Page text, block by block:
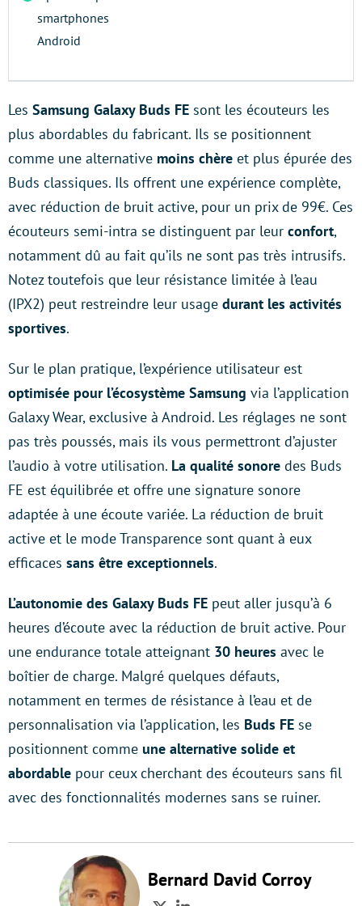
smartphones
Android
Les Samsung Galaxy Buds FE sont les écouteurs les
plus abordables du fabricant. Ils se positionnent
comme une alternative moins chère et plus épurée des
Buds classiques. Ils offrent une expérience complète,
avec réduction de bruit active, pour un prix de 99€. Ces
écouteurs semi-intra se distinguent par leur confort,
notamment dû au fait qu’ils ne sont pas très intrusifs.
Notez toutefois que leur résistance limitée à l’eau
(IPX2) peut restreindre leur usage durant les activités
sportives.
Sur le plan pratique, l’expérience utilisateur est
optimisée pour l’écosystème Samsung via l’application
Galaxy Wear, exclusive à Android. Les réglages ne sont
pas très poussés, mais ils vous permettront d’ajuster
l’audio à votre utilisation. La qualité sonore des Buds
FE est équilibrée et offre une signature sonore
adaptée à une écoute variée. La réduction de bruit
active et le mode Transparence sont quant à eux
efficaces sans être exceptionnels.
L’autonomie des Galaxy Buds FE peut aller jusqu’à 6
heures d’écoute avec la réduction de bruit active. Pour
une endurance totale atteignant 30 heures avec le
boîtier de charge. Malgré quelques défauts,
notamment en termes de résistance à l’eau et de
personnalisation via l’application, les Buds FE se
positionnent comme une alternative solide et
abordable pour ceux cherchant des écouteurs sans fil
avec des fonctionnalités modernes sans se ruiner.
Bernard David Corroy